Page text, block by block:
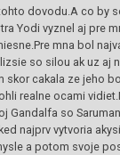
dovodu.A co by
Yodi vyznel aj pre
mna bol
so silou ak uz aj
skor cakala ze jeho
realne ocami
Gandalfa so
najprv vytvoria
a potom svoje